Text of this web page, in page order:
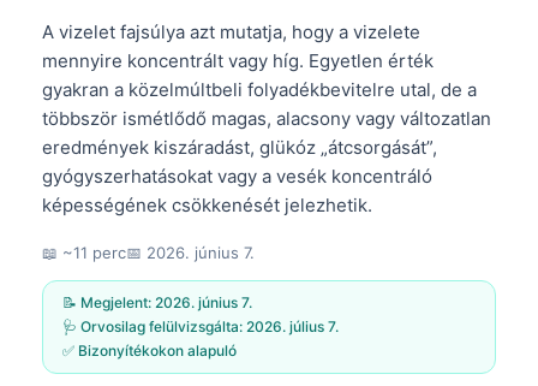
A vizelet fajsúlya azt mutatja, hogy a vizelete
mennyire koncentrált vagy híg. Egyetlen érték
gyakran a közelmúltbeli folyadékbevitelre utal, de a
többször ismétlődő magas, alacsony vagy változatlan
eredmények kiszáradást, glükóz „átcsorgását”,
gyógyszerhatásokat vagy a vesék koncentráló
képességének csökkenését jelezhetik.
📖 ~11 perc📅 2026. június 7.
📝 Megjelent: 2026. június 7.
🩺 Orvosilag felülvizsgálta: 2026. július 7.
✅ Bizonyítékokon alapuló